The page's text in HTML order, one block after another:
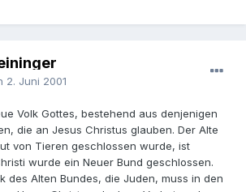
2. Juni 2001
Volk Gottes, bestehend aus denjenigen
die an Jesus Christus glauben. Der Alte
von Tieren geschlossen wurde, ist
wurde ein Neuer Bund geschlossen.
des Alten Bundes, die Juden, muss in den